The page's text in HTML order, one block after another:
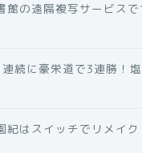
館の遠隔複写サービス
続に豪栄道で3連勝！
紀はスイッチでリメイク